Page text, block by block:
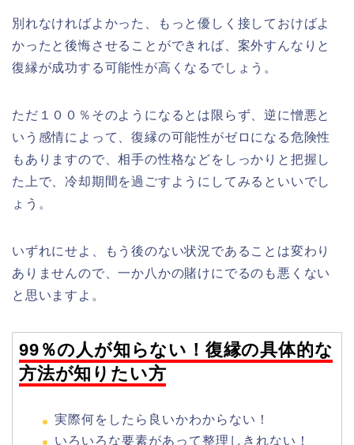
別れなければよかった、もっと優しく接しておけばよ
かったと後悔させることができれば、案外すんなりと
復縁が成功する可能性が高くなるでしょう。
ただ１００％そのようになるとは限らず、逆に憎悪と
いう感情によって、復縁の可能性がゼロになる危険性
もありますので、相手の性格などをしっかりと把握し
た上で、冷却期間を過ごすようにしてみるといいでし
ょう。
いずれにせよ、もう後のない状況であることは変わり
ありませんので、一か八かの賭けにでるのも悪くない
と思いますよ。
99％の人が知らない！復縁の具体的な
方法が知りたい方
実際何をしたら良いかわからない！
いろいろな要素があって整理しきれない！